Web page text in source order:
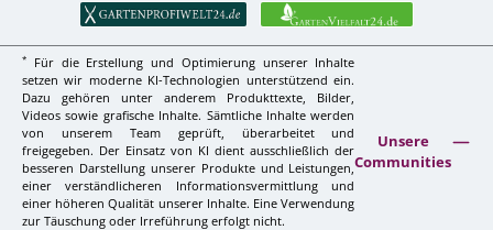
*
Für die Erstellung und Optimierung unserer Inhalte
setzen wir moderne KI-Technologien unterstützend ein.
Dazu gehören unter anderem Produkttexte, Bilder,
Videos sowie grafische Inhalte. Sämtliche Inhalte werden
von unserem Team geprüft, überarbeitet und
freigegeben. Der Einsatz von KI dient ausschließlich der
besseren Darstellung unserer Produkte und Leistungen,
einer verständlicheren Informationsvermittlung und
einer höheren Qualität unserer Inhalte. Eine Verwendung
zur Täuschung oder Irreführung erfolgt nicht.
Unsere
Communities